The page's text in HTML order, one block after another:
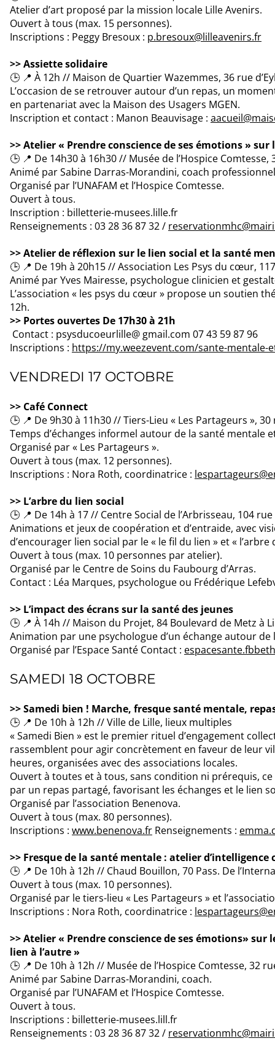
Atelier d’art proposé par la mission locale Lille Avenirs.
Ouvert à tous (max. 15 personnes).
Inscriptions : Peggy Bresoux : p.bresoux@lilleavenirs.fr
>> Assiette solidaire
🕒 📍 À 12h // Maison de Quartier Wazemmes, 36 rue
L’occasion de se retrouver autour d’un repas, un
en partenariat avec la Maison des Usagers MGEN.
Inscription et contact : Manon Beauvisage :
>> Atelier « Prendre conscience de ses émotions »
🕒 📍 De 14h30 à 16h30 // Musée de l’Hospice
Animé par Sabine Darras-Morandini, coach
Organisé par l’UNAFAM et l’Hospice Comtesse.
Ouvert à tous.
Inscription : billetterie-musees.lille.fr
Renseignements : 03 28 36 87 32 /
>> Atelier de réflexion sur le lien social et la santé
🕒 📍 De 19h à 20h15 // Association Les Psys du cœur,
Animé par Yves Mairesse, psychologue clinicien et
L’association « les psys du cœur » propose un soutien
12h.
>> Portes ouvertes De 17h30 à 21h
Contact : psysducoeurlille@ gmail.com 07 43 59 87 96
Inscriptions : https://my.weezevent.com/sante-mentale-
VENDREDI 17 OCTOBRE
>> Café Connect
🕒 📍 De 9h30 à 11h30 // Tiers-Lieu « Les Partageurs »,
Temps d’échanges informel autour de la santé mentale
Organisé par « Les Partageurs ».
Ouvert à tous (max. 12 personnes).
Inscriptions : Nora Roth, coordinatrice :
>> L’arbre du lien social
🕒 📍 De 14h à 17 // Centre Social de l’Arbrisseau, 104
Animations et jeux de coopération et d’entraide, avec
d’encourager lien social par le « le fil du lien » et «
Ouvert à tous (max. 10 personnes par atelier).
Organisé par le Centre de Soins du Faubourg d’Arras.
Contact : Léa Marques, psychologue ou Frédérique
>> L’impact des écrans sur la santé des jeunes
🕒 📍 À 14h // Maison du Projet, 84 Boulevard de Metz à
Animation par une psychologue d’un échange autour
Organisé par l’Espace Santé Contact :
SAMEDI 18 OCTOBRE
>> Samedi bien ! Marche, fresque santé mentale,
🕒 📍 De 10h à 12h // Ville de Lille, lieux multiples
« Samedi Bien » est le premier rituel d’engagement
rassemblent pour agir concrètement en faveur de leur
heures, organisées avec des associations locales.
Ouvert à toutes et à tous, sans condition ni prérequis,
par un repas partagé, favorisant les échanges et le lien
Organisé par l’association Benenova.
Ouvert à tous (max. 80 personnes).
Inscriptions : www.benenova.fr Renseignements :
>> Fresque de la santé mentale : atelier
🕒 📍 De 10h à 12h // Chaud Bouillon, 70 Pass. De
Ouvert à tous (max. 10 personnes).
Organisé par le tiers-lieu « Les Partageurs » et
Inscriptions : Nora Roth, coordinatrice :
>> Atelier « Prendre conscience de ses émotions»
lien à l’autre »
🕒 📍 De 10h à 12h // Musée de l’Hospice Comtesse, 32
Animé par Sabine Darras-Morandini, coach.
Organisé par l’UNAFAM et l’Hospice Comtesse.
Ouvert à tous.
Inscriptions : billetterie-musees.lill.fr
Renseignements : 03 28 36 87 32 /